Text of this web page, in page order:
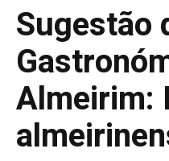
Sugestão
Almeirim: